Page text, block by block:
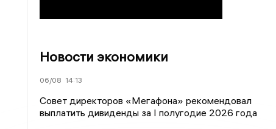
Новости экономики
06/08 14:13
Совет директоров «Мегафона» рекомендовал
выплатить дивиденды за I полугодие 2026 года